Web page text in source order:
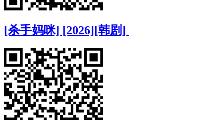
[杀手妈咪] [2026][韩剧]